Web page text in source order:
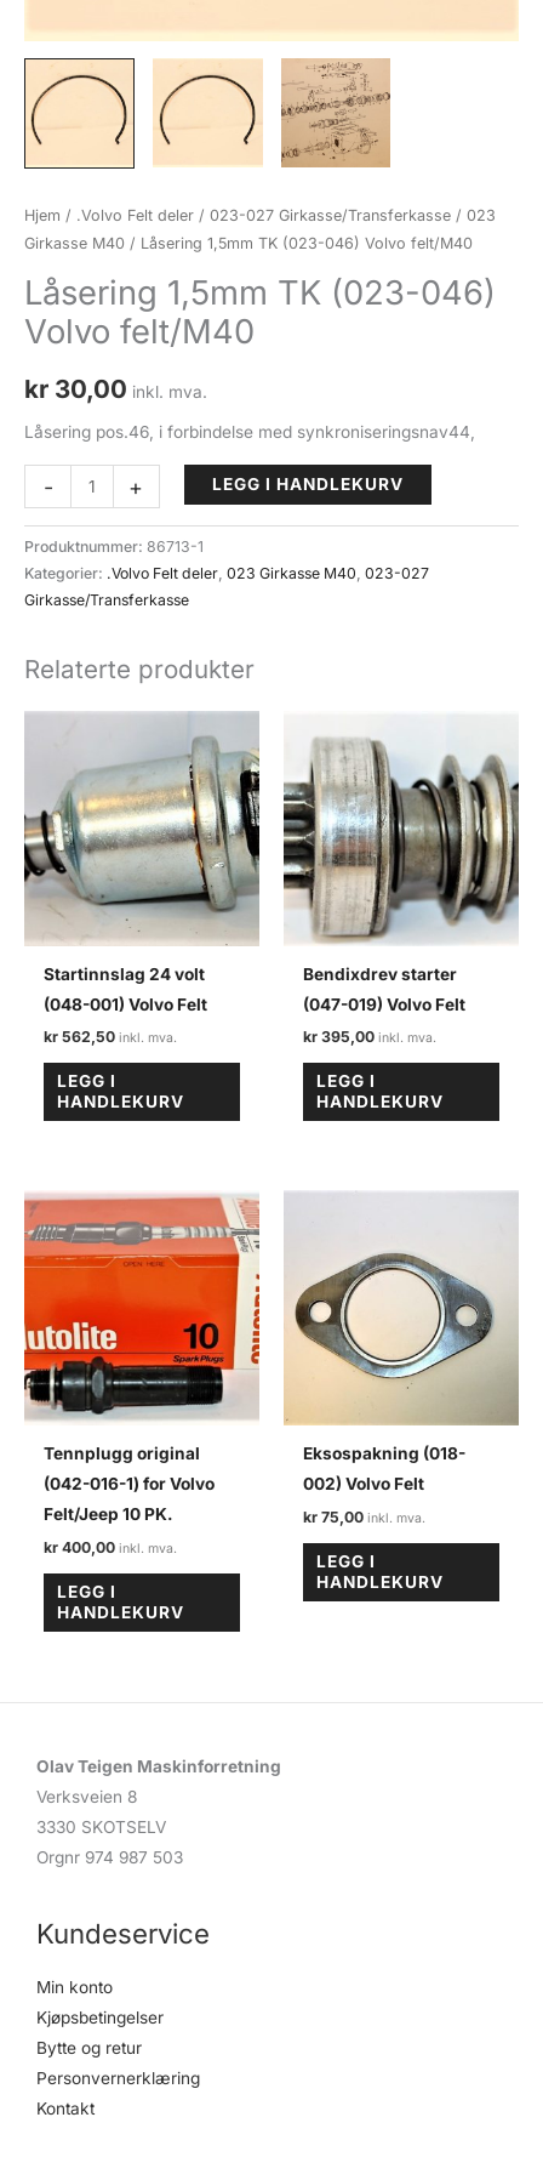
Hjem / .Volvo Felt deler / 023-027 Girkasse/Transferkasse / 023
Girkasse M40 / Låsering 1,5mm TK (023-046) Volvo felt/M40
Låsering 1,5mm TK (023-046)
Volvo felt/M40
kr 30,00 inkl. mva.
Låsering pos.46, i forbindelse med synkroniseringsnav44,
-
Låsering
1,5mm
TK
(023-
046)
felt/M40
+ LEGG I HANDLEKURV
Produktnummer: 86713-1
Kategorier: .Volvo Felt deler 023 Girkasse M40 023-027
Girkasse/Transferkasse
Relaterte produkter
Startinnslag 24 volt
(048-001) Volvo Felt
kr 562,50
LEGG I
HANDLEKURV
Bendixdrev starter
(047-019) Volvo Felt
kr 395,00
LEGG I
HANDLEKURV
Tennplugg original
(042-016-1) for Volvo
Felt/Jeep 10 PK.
kr 400,00
LEGG I
HANDLEKURV
Eksospakning (018-
002) Volvo Felt
kr 75,00
LEGG I
HANDLEKURV
Olav Teigen Maskinforretning
Verksveien 8
3330 SKOTSELV
Orgnr 974 987 503
Kundeservice
Min konto
Kjøpsbetingelser
Bytte og retur
Personvernerklæring
Kontakt